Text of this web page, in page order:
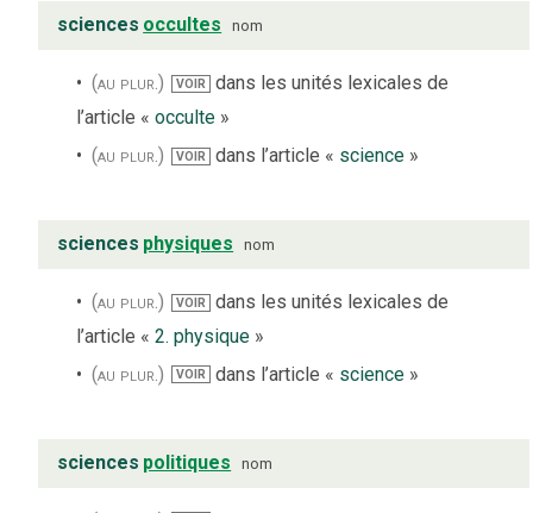
sciences occultes nom
(au plur.) VOIR dans les unités lexicales de
l’article « occulte »
(au plur.)
VOIR dans l’article « science»
sciences physiques nom
(au plur.) VOIR dans les unités lexicales de
l’article « 2. physique »
(au plur.)
VOIR dans l’article « science»
sciences politiques nom